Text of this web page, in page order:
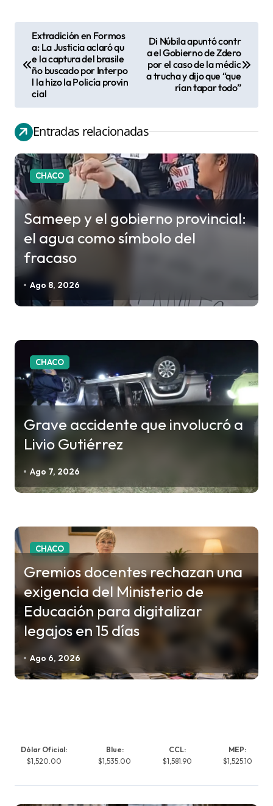
a
c
i
ó
n
t
a
a
Extradición en Formos
a: La Justicia aclaró qu
e la captura del brasile
ño buscado por Interpo
l la hizo la Policía provin
cial
Di Núbila apuntó contr
a el Gobierno de Zdero
por el caso de la médic
a trucha y dijo que “que
rían tapar todo”
Entradas relacionadas
CHACO
Sameep y el gobierno provincial:
el agua como símbolo del
fracaso
Ago 8, 2026
CHACO
Grave accidente que involucró a
Livio Gutiérrez
Ago 7, 2026
CHACO
Gremios docentes rechazan una
exigencia del Ministerio de
Educación para digitalizar
legajos en 15 días
Ago 6, 2026
Dólar Oficial:
$1,520.00
Blue:
$1,535.00
CCL:
$1,581.90
MEP:
$1,525.10